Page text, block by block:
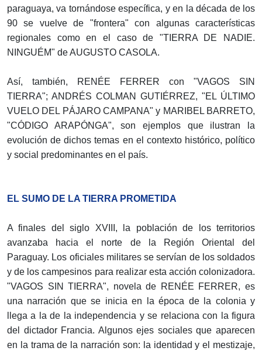
paraguaya, va tornándose específica, y en la década de los
90 se vuelve de "frontera" con algunas características
regionales como en el caso de "TIERRA DE NADIE.
NINGUÉM" de AUGUSTO CASOLA.
Así, también, RENÉE FERRER con "VAGOS SIN
TIERRA"; ANDRÉS COLMAN GUTIÉRREZ, "EL ÚLTIMO
VUELO DEL PÁJARO CAMPANA" y MARIBEL BARRETO,
"CÓDIGO ARAPÓNGA", son ejemplos que ilustran la
evolución de dichos temas en el contexto histórico, político
y social predominantes en el país.
EL SUMO DE LA TIERRA PROMETIDA
A finales del siglo XVIII, la población de los territorios
avanzaba hacia el norte de la Región Oriental del
Paraguay. Los oficiales militares se servían de los soldados
y de los campesinos para realizar esta acción colonizadora.
"VAGOS SIN TIERRA", novela de RENÉE FERRER, es
una narración que se inicia en la época de la colonia y
llega a la de la independencia y se relaciona con la figura
del dictador Francia. Algunos ejes sociales que aparecen
en la trama de la narración son: la identidad y el mestizaje,